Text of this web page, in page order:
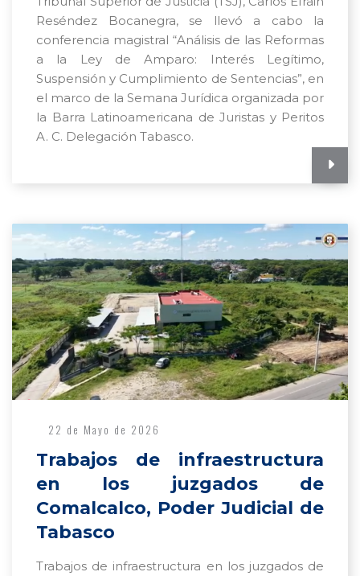
Reséndez Bocanegra, se llevó a cabo la
conferencia magistral “Análisis de las Reformas
a la Ley de Amparo: Interés Legítimo,
Suspensión y Cumplimiento de Sentencias”, en
el marco de la Semana Jurídica organizada por
la Barra Latinoamericana de Juristas y Peritos
A. C. Delegación Tabasco.
22 de Mayo de 2026
Trabajos de infraestructura
en los juzgados de
Comalcalco, Poder Judicial de
Tabasco
Trabajos de infraestructura en los juzgados de